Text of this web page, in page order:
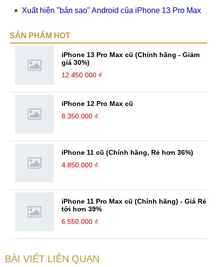
Xuất hiện "bản sao" Android của iPhone 13 Pro Max
SẢN PHẨM HOT
iPhone 13 Pro Max cũ (Chính hãng - Giảm
giá 30%)
12.450.000 ₫
iPhone 12 Pro Max cũ
8.350.000 ₫
iPhone 11 cũ (Chính hãng, Rẻ hơn 36%)
4.850.000 ₫
iPhone 11 Pro Max cũ (Chính hãng) - Giá Rẻ
tới hơn 39%
6.550.000 ₫
BÀI VIẾT LIÊN QUAN